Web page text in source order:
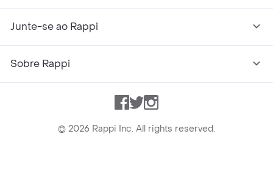
Junte-se ao Rappi
Sobre Rappi
Facebook
TwitterInstagram
© 2026 Rappi Inc. All rights reserved.